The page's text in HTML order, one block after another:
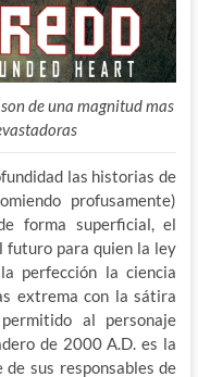
de una magnitud mas
las historias de
profusamente)
forma superficial, el
futuro para quien la ley
perfección la ciencia
extrema con la sátira
al personaje
de 2000 A.D. es la
sus responsables de